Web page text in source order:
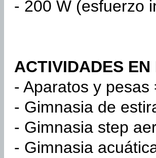
- 200 W (esfuerzo
ACTIVIDADES
- Aparatos y
- Gimnasia de
- Gimnasia step
- Gimnasia